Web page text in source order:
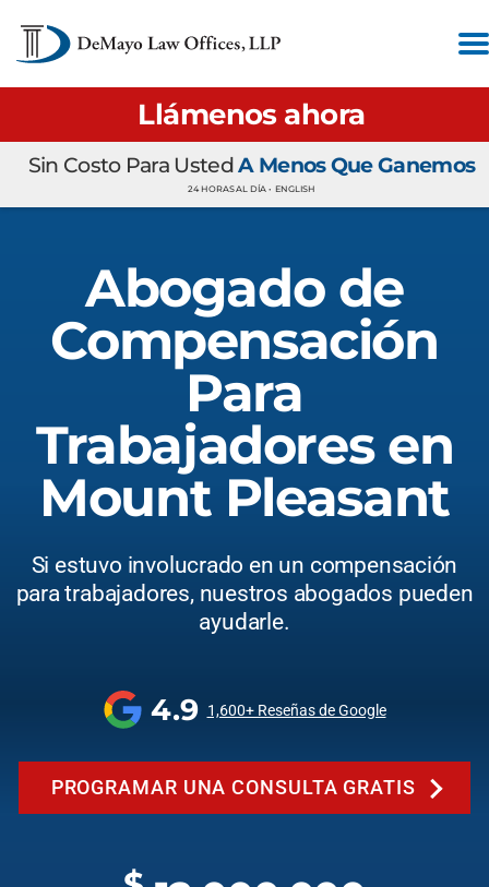
Llámenos ahora
Sin Costo Para UstedA Menos Que Ganemos
24 HORAS AL DÍA • ENGLISH
Abogado de
Compensación
Para
Trabajadores en
Mount Pleasant
Si estuvo involucrado en un compensación
para trabajadores, nuestros abogados pueden
ayudarle.
4.9 1,600+ Reseñas de Google
PROGRAMAR UNA CONSULTA GRATIS